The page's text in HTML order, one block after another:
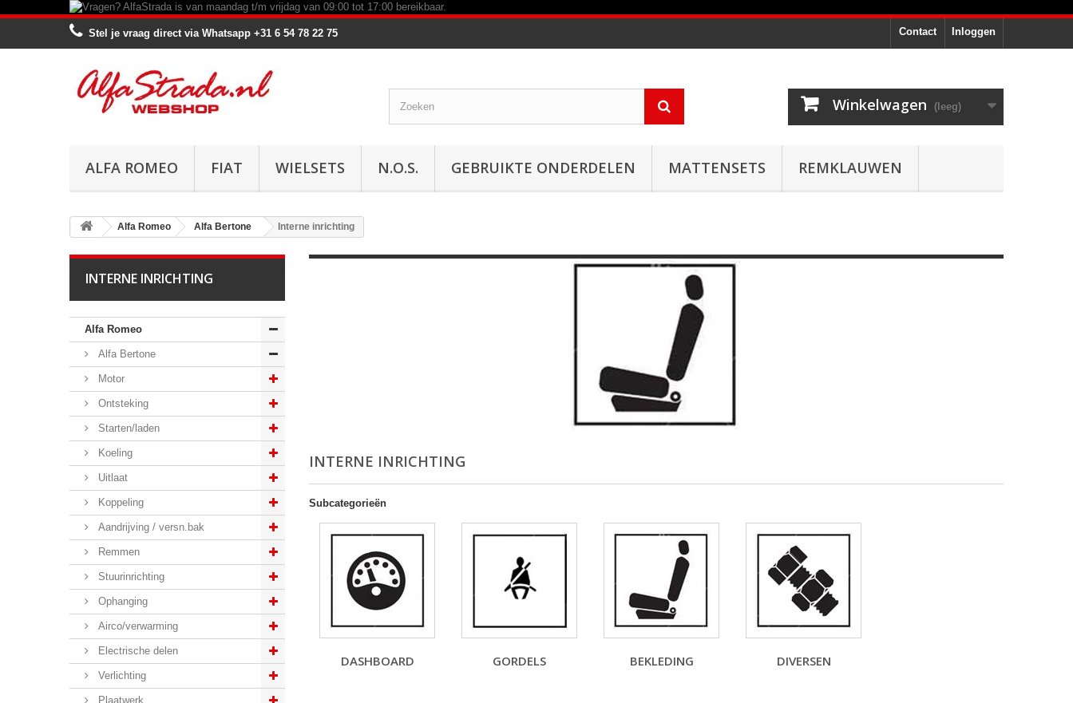
Inloggen
Contact
Stel je vraag direct via Whatsapp +31 6 54 78 22 75
Winkelwagen (leeg)
ALFA ROMEO FIAT WIELSETS N.O.S. GEBRUIKTE ONDERDELEN MATTENSETS REMKLAUWEN
Alfa Romeo Alfa Bertone Interne inrichting
INTERNE INRICHTING
Alfa Romeo
Alfa Bertone
Motor
Ontsteking
Starten/laden
Koeling
Uitlaat
Koppeling
Aandrijving / versn.bak
Remmen
Stuurinrichting
Ophanging
Airco/verwarming
Electrische delen
Verlichting
Plaatwerk
INTERNE INRICHTING
Subcategorieën
DASHBOARD GORDELS BEKLEDING DIVERSEN